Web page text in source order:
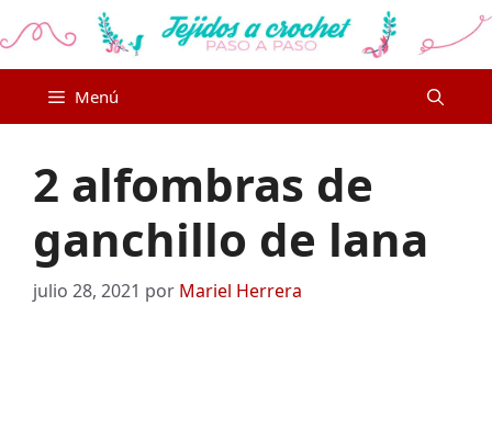
al
Menú
2 alfombras de
ganchillo de lana
julio 28, 2021 por Mariel Herrera